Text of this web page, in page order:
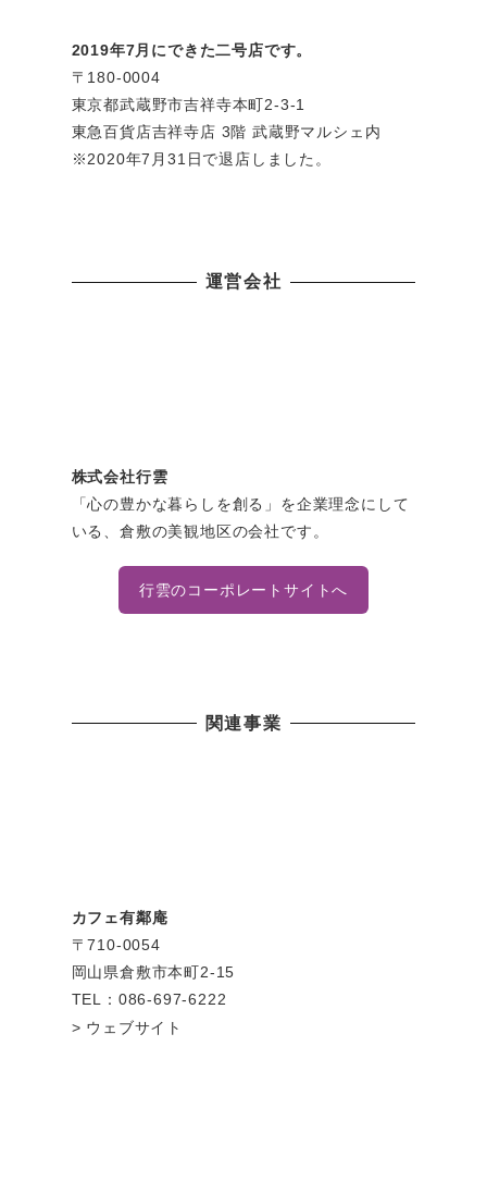
2019年7月にできた二号店です。
〒180-0004
東京都武蔵野市吉祥寺本町2-3-1
東急百貨店吉祥寺店 3階 武蔵野マルシェ内
※2020年7月31日で退店しました。
運営会社
株式会社行雲
「心の豊かな暮らしを創る」を企業理念にして
いる、倉敷の美観地区の会社です。
行雲のコーポレートサイトへ
関連事業
カフェ有鄰庵
〒710-0054
岡山県倉敷市本町2-15
TEL：086-697-6222
ウェブサイト